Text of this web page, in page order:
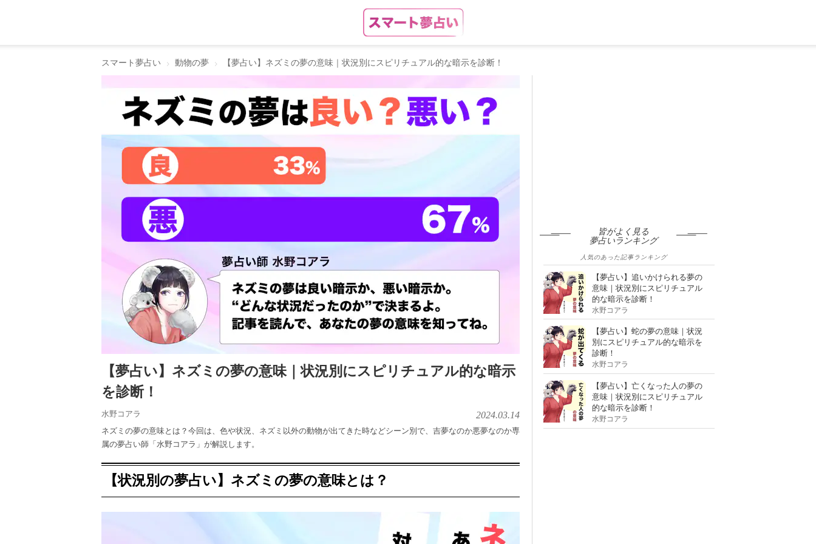
スマート夢占い 動物の夢 【夢占い】ネズミの夢の意味｜状況別にスピリチュアル的な暗示を診断！
【夢占い】ネズミの夢の意味｜状況別にスピリチュアル的な暗示
を診断！
水野コアラ 2024.03.14
ネズミの夢の意味とは？今回は、色や状況、ネズミ以外の動物が出てきた時などシーン別で、吉夢なのか悪夢なのか専
属の夢占い師「水野コアラ」が解説します。
【状況別の夢占い】ネズミの夢の意味とは？
皆がよく見る
夢占いランキング
人気のあった記事ランキング
【夢占い】追いかけられる夢の
意味｜状況別にスピリチュアル
的な暗示を診断！
水野コアラ
【夢占い】蛇の夢の意味｜状況
別にスピリチュアル的な暗示を
診断！
水野コアラ
【夢占い】亡くなった人の夢の
意味｜状況別にスピリチュアル
的な暗示を診断！
水野コアラ